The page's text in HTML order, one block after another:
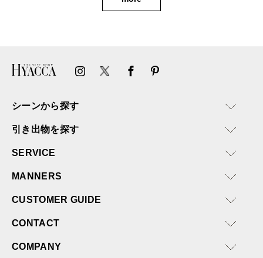
シーンから探す
引き出物を探す
SERVICE
MANNERS
CUSTOMER GUIDE
CONTACT
COMPANY